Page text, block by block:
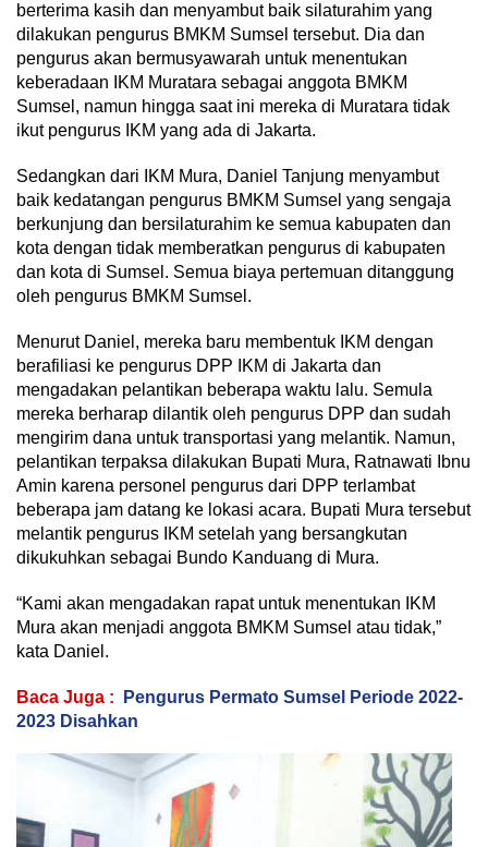
berterima kasih dan menyambut baik silaturahim yang
dilakukan pengurus BMKM Sumsel tersebut. Dia dan
pengurus akan bermusyawarah untuk menentukan
keberadaan IKM Muratara sebagai anggota BMKM
Sumsel, namun hingga saat ini mereka di Muratara tidak
ikut pengurus IKM yang ada di Jakarta.
Sedangkan dari IKM Mura, Daniel Tanjung menyambut
baik kedatangan pengurus BMKM Sumsel yang sengaja
berkunjung dan bersilaturahim ke semua kabupaten dan
kota dengan tidak memberatkan pengurus di kabupaten
dan kota di Sumsel. Semua biaya pertemuan ditanggung
oleh pengurus BMKM Sumsel.
Menurut Daniel, mereka baru membentuk IKM dengan
berafiliasi ke pengurus DPP IKM di Jakarta dan
mengadakan pelantikan beberapa waktu lalu. Semula
mereka berharap dilantik oleh pengurus DPP dan sudah
mengirim dana untuk transportasi yang melantik. Namun,
pelantikan terpaksa dilakukan Bupati Mura, Ratnawati Ibnu
Amin karena personel pengurus dari DPP terlambat
beberapa jam datang ke lokasi acara. Bupati Mura tersebut
melantik pengurus IKM setelah yang bersangkutan
dikukuhkan sebagai Bundo Kanduang di Mura.
“Kami akan mengadakan rapat untuk menentukan IKM
Mura akan menjadi anggota BMKM Sumsel atau tidak,”
kata Daniel.
Baca Juga :
Pengurus Permato Sumsel Periode 2022-
2023 Disahkan